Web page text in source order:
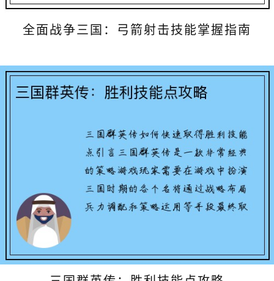
全面战争三国：弓箭射击技能掌握指南